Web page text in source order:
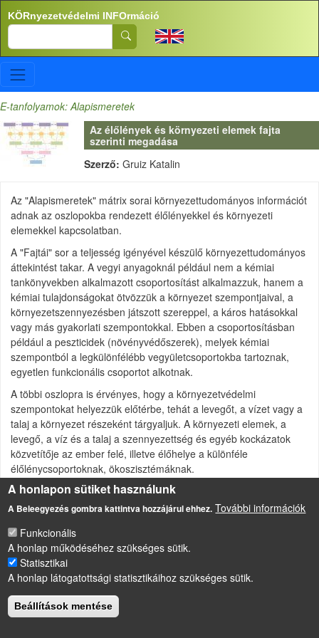
Ugrás a tartalomra
KÖRnyezetvédelmi INFOrmáció
Search
E-tanfolyamok: Alapismeretek
Az élőlények és környezeti elemek fajta
szerinti megadása
Szerző: Gruiz Katalin
Az "Alapismeretek" mátrix sorai környezettudományos információt
adnak az oszlopokba rendezett élőlényekkel és környezeti
elemekkel kapcsolatban.
A "Fajtái" sor a teljesség igényével készülő környezettudományos
áttekintést takar. A vegyi anyagoknál például nem a kémiai
tankönyvekben alkalmazott csoportosítást alkalmazzuk, hanem a
kémiai tulajdonságokat ötvözzük a környezet szempontjaival, a
környezetszennyezésben játszott szereppel, a káros hatásokkal
vagy más gyakorlati szempontokkal. Ebben a csoportosításban
például a peszticidek (növényvédőszerek), melyek kémiai
szempontból a legkülönfélébb vegyületcsoportokba tartoznak,
egyetlen funkcionális csoportot alkotnak.
A többi oszlopra is érvényes, hogy a környezetvédelmi
szempontokat helyezzük előtérbe, tehát a levegőt, a vízet vagy a
talaj a környezet részeként tárgyaljuk. A környezeti elemek, a
levegő, a víz és a talaj a szennyezettség és egyéb kockázatok
közvetítője az ember felé, illetve élőhelye a különféle
élőlénycsoportoknak, ökoszisztémáknak.
Az embert, mint a környezet használóját tárgyaljuk. A
mikroorganizmusokat, növényeket és állatokat, mint az
LÁBLÉC
Impresszum
Sütikezelési szabályzat
A honlapon sütiket használunk
A Beleegyezés gombra kattintva hozzájárul ehhez. További információk
Funkcionális
A honlap működéséhez szükséges sütik.
Statisztikai
A honlap látogatottsági statisztikáihoz szükséges sütik.
Beállítások mentése